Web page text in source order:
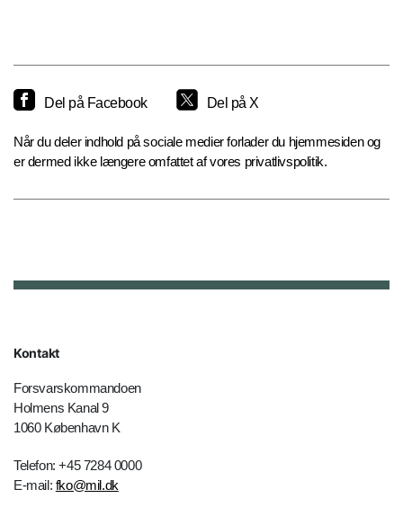
Del på Facebook Del på X
Når du deler indhold på sociale medier forlader du hjemmesiden og
er dermed ikke længere omfattet af vores privatlivspolitik.
Kontakt
Forsvarskommandoen
Holmens Kanal 9
1060 København K
Telefon: +45 7284 0000
E-mail: fko@mil.dk